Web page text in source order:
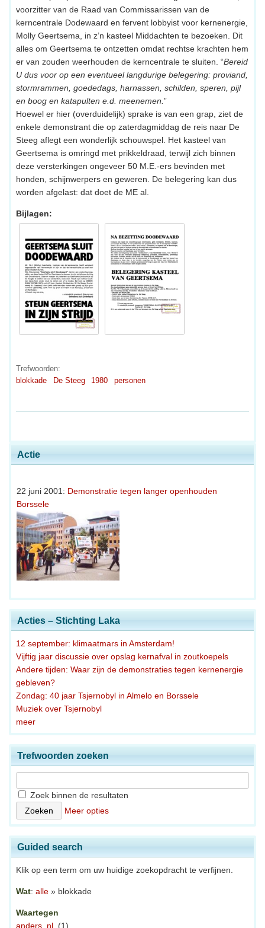
Actie
22 juni 2001: Demonstratie tegen langer openhouden
Borssele
Acties – Stichting Laka
12 september: klimaatmars in Amsterdam!
Vijftig jaar discussie over opslag kernafval in zoutkoepels
Andere tijden: Waar zijn de demonstraties tegen kernenergie
gebleven?
Zondag: 40 jaar Tsjernobyl in Almelo en Borssele
Muziek over Tsjernobyl
meer
voorzitter van de Raad van Commissarissen van de
kerncentrale Dodewaard en fervent lobbyist voor kernenergie,
Molly Geertsema, in z’n kasteel Middachten te bezoeken. Dit
alles om Geertsema te ontzetten omdat rechtse krachten hem
er van zouden weerhouden de kerncentrale te sluiten. “Bereid
U dus voor op een eventueel langdurige belegering: proviand,
stormrammen, goededags, harnassen, schilden, speren, pijl
en boog en katapulten e.d. meenemen. ”
Hoewel er hier (overduidelijk) sprake is van een grap, ziet de
enkele demonstrant die op zaterdagmiddag de reis naar De
Steeg aflegt een wonderlijk schouwspel. Het kasteel van
Geertsema is omringd met prikkeldraad, terwijl zich binnen
deze versterkingen ongeveer 50 M.E.-ers bevinden met
honden, schijnwerpers en geweren. De belegering kan dus
worden afgelast: dat doet de ME al.
Bijlagen:
Trefwoorden:
blokkade
De Steeg 1980 personen
Trefwoorden zoeken
Zoek binnen de resultaten
Meer opties
Guided search
Klik op een term om uw huidige zoekopdracht te verfijnen.
Wat: alle » blokkade
Waartegen
anders, nl. (1)